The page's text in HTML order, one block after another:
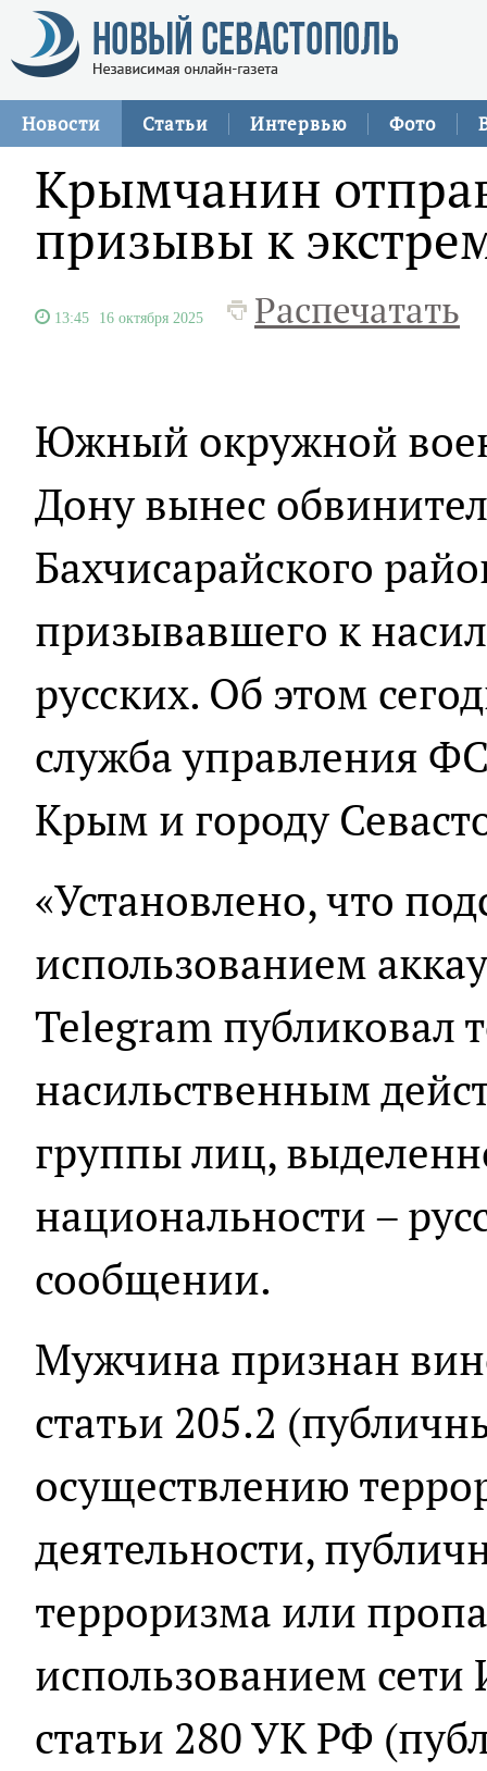
Новости Статьи Интервью Фото
Крымчанин
призывы к
13:45 16 октября 2025 Распечатать
Южный окружной
Дону вынес
Бахчисарайского
призывавшего к
русских. Об этом
служба управления
Крым и городу
«Установлено, что
использованием
Telegram публиковал
насильственным
группы лиц,
национальности –
сообщении.
Мужчина признан
статьи 205.2
осуществлению
деятельности,
терроризма или
использованием сети
статьи 280 УК РФ